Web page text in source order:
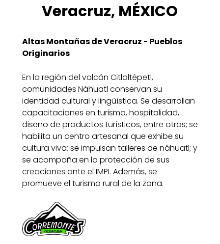
Veracruz, MÉXICO
Altas Montañas de Veracruz - Pueblos
Originarios
En la región del volcán Citlaltépetl,
comunidades Náhuatl conservan su
identidad cultural y lingüística. Se desarrollan
capacitaciones en turismo, hospitalidad,
diseño de productos turísticos, entre otras; se
habilita un centro artesanal que exhibe su
cultura viva; se impulsan talleres de náhuatl; y
se acompaña en la protección de sus
creaciones ante el IMPI. Además, se
promueve el turismo rural de la zona.